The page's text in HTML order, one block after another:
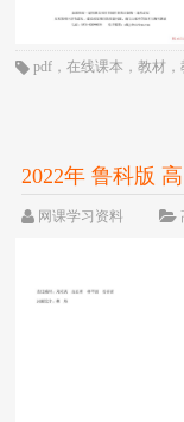
pdf ，在线课本 ，教材 ，
2022年 鲁科版
质 课本 pdf 高清
网课学习资料